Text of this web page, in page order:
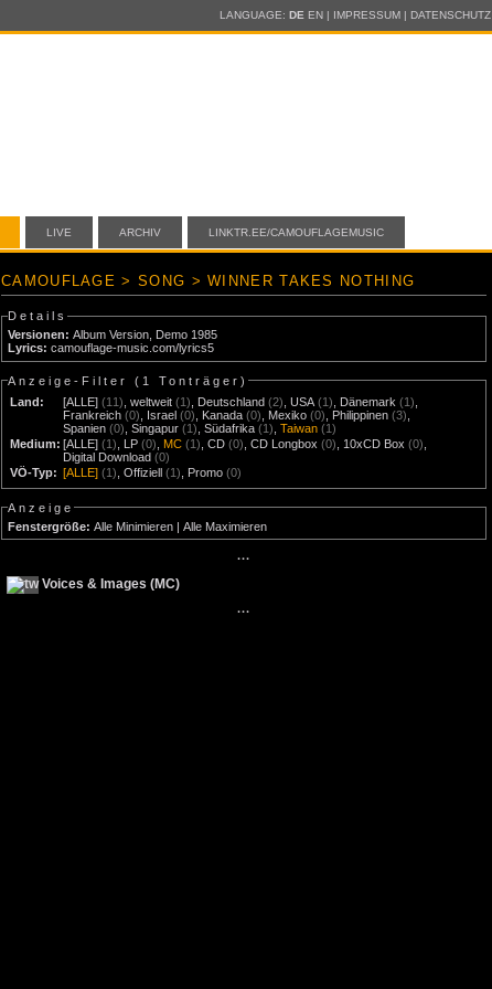
LANGUAGE: DE EN| IMPRESSUM| DATENSCHUTZ
LIVE ARCHIV LINKTR.EE/CAMOUFLAGEMUSIC
CAMOUFLAGE > SONG > WINNER TAKES NOTHING
Details
Versionen: Album Version, Demo 1985
Lyrics: camouflage-music.com/lyrics5
Anzeige-Filter ( 1 Tonträger)
Land:
[ALLE] (11) ,weltweit (1) Deutschland (2) ,USA (1) Dänemark (1)
Frankreich (0) Israel (0) Kanada (0) Mexiko (0) Philippinen (3)
Spanien (0) ,Singapur (1) ,Südafrika (1) ,Taiwan (1)
Medium: [ALLE] (1) LP (0) MC (1) ,CD (0) ,CD Longbox (0) 10xCD Box (0)
Digital Download (0)
VÖ-Typ: [ALLE] (1) ,Offiziell (1) Promo (0)
Anzeige
Fenstergröße: Alle Minimieren |Alle Maximieren
···
Voices & Images (MC)
···